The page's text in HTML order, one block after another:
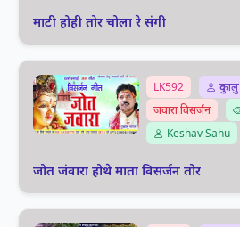
माटी होही तोर चोला रे संगी
LK592
जवारा विसर्जन
Keshav Sahu
जोत जंवारा होथे माता विसर्जन तोर